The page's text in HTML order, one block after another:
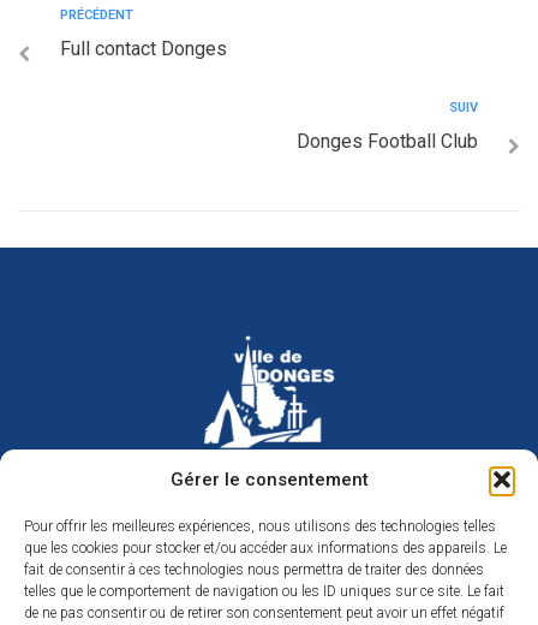
Gérer le consentement
Pour offrir les meilleures expériences, nous utilisons des technologies telles
que les cookies pour stocker et/ou accéder aux informations des appareils. Le
fait de consentir à ces technologies nous permettra de traiter des données
telles que le comportement de navigation ou les ID uniques sur ce site. Le fait
de ne pas consentir ou de retirer son consentement peut avoir un effet négatif
PRÉCÉDENT
Full contact Donges
SUIV
Donges Football Club
Hôtel de ville de Donges
Place Armand Morvan
44480 Donges
02 40 45 79 79
Nous contacter
Horaires d’ouverture
Du lundi au jeudi de 9h à 12h et de 14h à 17h